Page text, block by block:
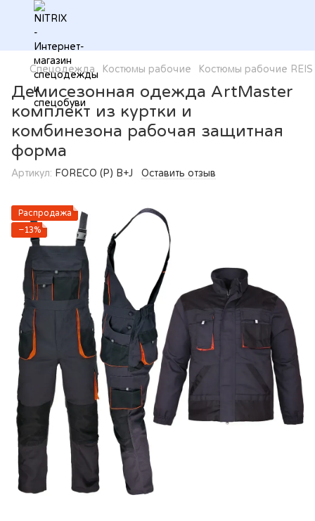
Спецодежда Костюмы рабочие Костюмы рабочие REIS
Демисезонная одежда ArtMaster
комплект из куртки и
комбинезона рабочая защитная
форма
Артикул: FORECO (Р) B+J Оставить отзыв
Распродажа
−13%